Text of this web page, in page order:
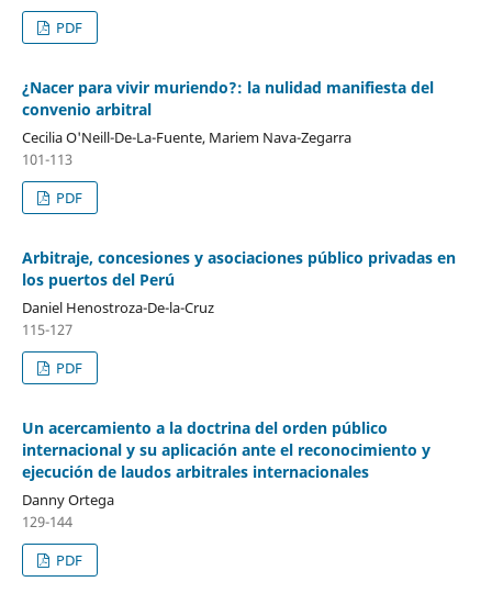
PDF
¿Nacer para vivir muriendo?: la nulidad manifiesta del
convenio arbitral
Cecilia O'Neill-De-La-Fuente, Mariem Nava-Zegarra
101-113
PDF
Arbitraje, concesiones y asociaciones público privadas en
los puertos del Perú
Daniel Henostroza-De-la-Cruz
115-127
PDF
Un acercamiento a la doctrina del orden público
internacional y su aplicación ante el reconocimiento y
ejecución de laudos arbitrales internacionales
Danny Ortega
129-144
PDF